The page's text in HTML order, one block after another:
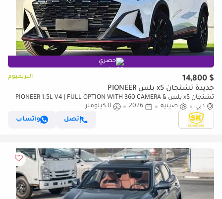
حصري
$ 14,800 البريميوم
جديدة تشنجان x5 بلس PIONEER
تشنجان x5 بلس PIONEER 1.5L V4 | FULL OPTION WITH 360 CAMERA &
PANOROMIC
دبي صينية 2026
0 كيلومتر
إتصل
واتساب